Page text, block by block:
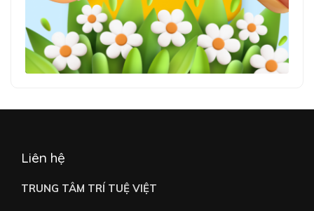
Liên hệ
TRUNG TÂM TRÍ TUỆ VIỆT